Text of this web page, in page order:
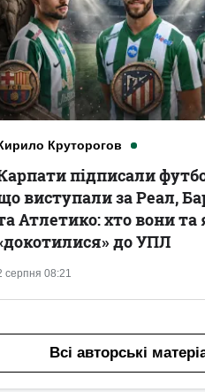
Круторогов
серпня 08:21
підписали
виступали за Реал,
Атлетико: хто вони та
до УПЛ
Всі авторські